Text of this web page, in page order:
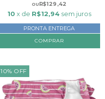
R$129,42
10 x de R$12,94 sem juros
PRONTA ENTREGA
COMPRAR
10% OFF